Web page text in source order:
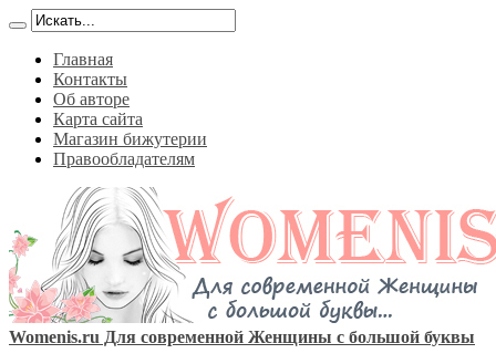
Главная
Контакты
Об авторе
Карта сайта
Магазин бижутерии
Правообладателям
Womenis.ru Для современной Женщины с большой буквы